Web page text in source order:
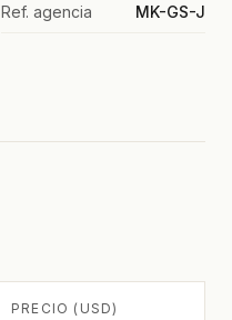
Ref. agencia MK-GS-J
PRECIO (USD)